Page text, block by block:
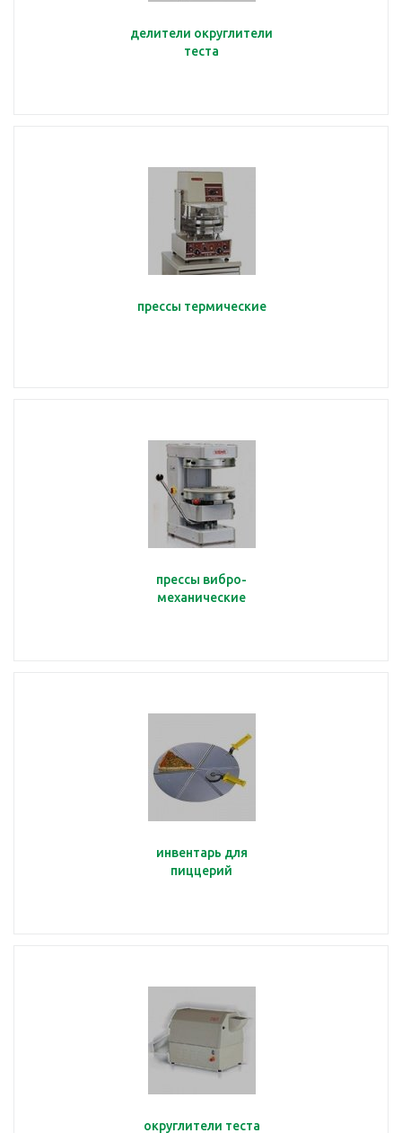
делители округлители
теста
прессы термические
прессы вибро-
механические
инвентарь для
пиццерий
округлители теста